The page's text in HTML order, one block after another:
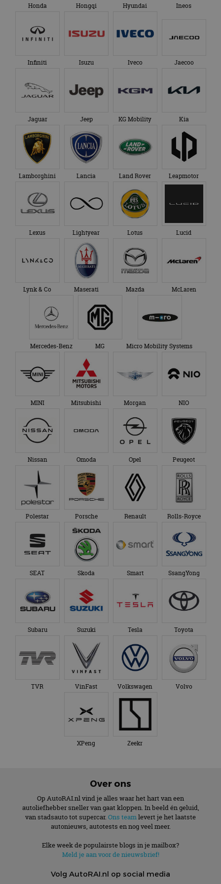
Honda Hongqi Hyundai Ineos
Infiniti Isuzu Iveco Jaecoo
Jaguar Jeep KG Mobility Kia
Lamborghini Lancia Land Rover Leapmotor
Lexus Lightyear Lotus Lucid
Lynk & Co Maserati Mazda McLaren
Mercedes-Benz MG Micro Mobility Systems
MINI Mitsubishi Morgan NIO
Nissan Omoda Opel Peugeot
Polestar Porsche Renault Rolls-Royce
SEAT Skoda Smart SsangYong
Subaru Suzuki Tesla Toyota
TVR VinFast Volkswagen Volvo
XPeng Zeekr
Over ons
Op AutoRAI.nl vind je alles waar het hart van een
autoliefhebber sneller van gaat kloppen. In beeld én geluid,
van stadsauto tot supercar. Ons teamlevert je het laatste
autonieuws, autotests en nog veel meer.
Elke week de populairste blogs in je mailbox?
Meld je aan voor de nieuwsbrief!
Volg AutoRAI.nl op social media